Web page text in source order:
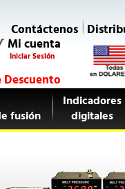
Contáctenos
Mi cuenta
Iniciar Sesión
fusión
Indicadores
digitales